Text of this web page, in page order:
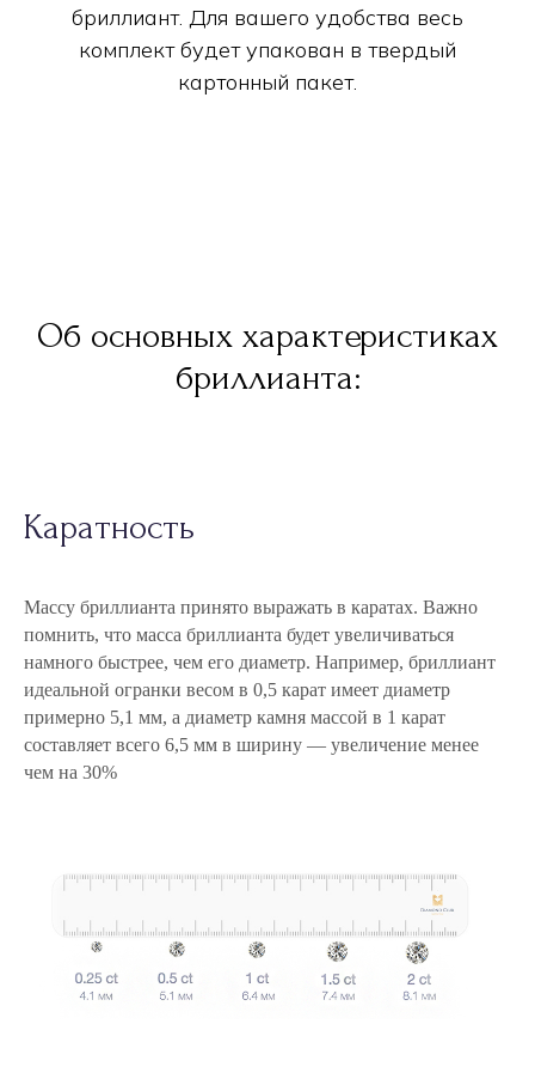
бриллиант. Для вашего удобства весь
комплект будет упакован в твердый
картонный пакет.
Об основных характеристиках
бриллианта:
Каратность